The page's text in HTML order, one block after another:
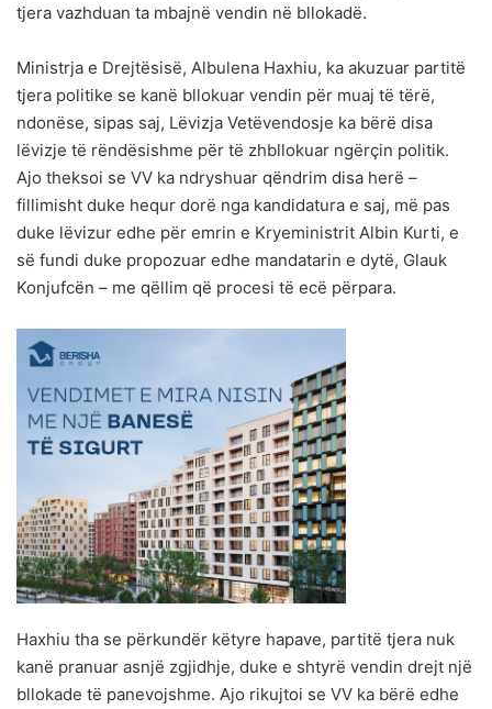
tjera vazhduan ta mbajnë vendin në bllokadë.
Ministrja e Drejtësisë, Albulena Haxhiu, ka akuzuar partitë
tjera politike se kanë bllokuar vendin për muaj të tërë,
ndonëse, sipas saj, Lëvizja Vetëvendosje ka bërë disa
lëvizje të rëndësishme për të zhbllokuar ngërçin politik.
Ajo theksoi se VV ka ndryshuar qëndrim disa herë –
fillimisht duke hequr dorë nga kandidatura e saj, më pas
duke lëvizur edhe për emrin e Kryeministrit Albin Kurti, e
së fundi duke propozuar edhe mandatarin e dytë, Glauk
Konjufcën – me qëllim që procesi të ecë përpara.
Haxhiu tha se përkundër këtyre hapave, partitë tjera nuk
kanë pranuar asnjë zgjidhje, duke e shtyrë vendin drejt një
bllokade të panevojshme. Ajo rikujtoi se VV ka bërë edhe